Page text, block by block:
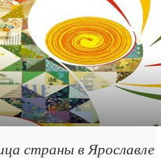
страны в Ярославле